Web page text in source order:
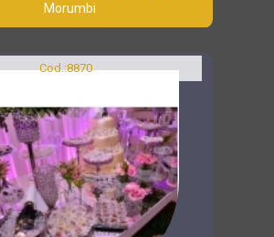
Morumbi
Cod.:8870